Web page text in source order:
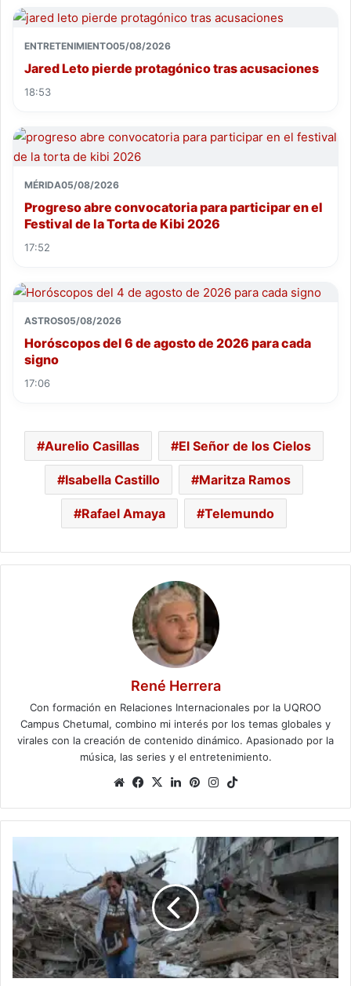
ENTRETENIMIENTO05/08/2026
Jared Leto pierde protagónico tras acusaciones
18:53
MÉRIDA05/08/2026
Progreso abre convocatoria para participar en el
Festival de la Torta de Kibi 2026
17:52
ASTROS05/08/2026
Horóscopos del 6 de agosto de 2026 para cada
signo
17:06
Aurelio Casillas El Señor de los Cielos
Isabella Castillo Maritza Ramos
Rafael Amaya Telemundo
René Herrera
Con formación en Relaciones Internacionales por la UQROO
Campus Chetumal, combino mi interés por los temas globales y
virales con la creación de contenido dinámico. Apasionado por la
música, las series y el entretenimiento.
WebsiteFacebook
X LinkedIn
PinterestInstagram
reporta
589
fallecidos
tras
devastadores
sismos